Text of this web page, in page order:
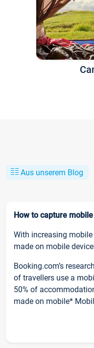
Aus unserem Blog
How to capture
With increasing
made on mobile
Booking.com’s
of travellers use a
50% of
made on mobile*